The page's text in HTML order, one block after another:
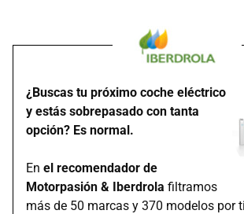
¿Buscas tu próximo coche eléctrico
y estás sobrepasado con tanta
opción? Es normal.
En el recomendador de
Motorpasión & Iberdrola filtramos
más de 50 marcas y 370 modelos por